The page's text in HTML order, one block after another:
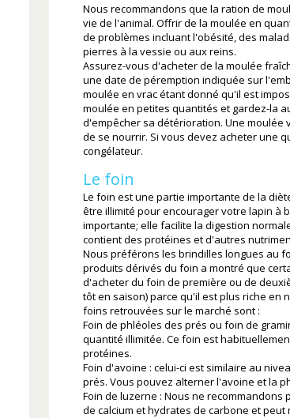
Nous recommandons que la ration de
vie de l'animal. Offrir de la moulée en
de problèmes incluant l'obésité, des
pierres à la vessie ou aux reins.
Assurez-vous d'acheter de la moulée
une date de péremption indiquée sur
moulée en vrac étant donné qu'il est
moulée en petites quantités et gardez-la
d'empêcher sa détérioration. Une
de se nourrir. Si vous devez acheter une
congélateur.
Le foin
Le foin est une partie importante de la
être illimité pour encourager votre lapin à
importante; elle facilite la digestion
contient des protéines et d'autres
Nous préférons les brindilles longues au
produits dérivés du foin a montré que
d'acheter du foin de première ou de
tôt en saison) parce qu'il est plus riche en
foins retrouvées sur le marché sont :
Foin de phléoles des prés ou foin de
quantité illimitée. Ce foin est
protéines.
Foin d'avoine : celui-ci est similaire au
prés. Vous pouvez alterner l'avoine et la
Foin de luzerne : Nous ne
de calcium et hydrates de carbone et